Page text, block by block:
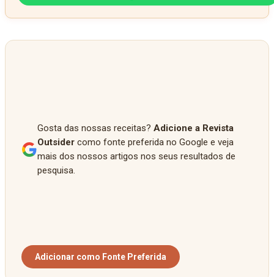
Gosta das nossas receitas? Adicione a Revista
Outsider como fonte preferida no Google e veja
mais dos nossos artigos nos seus resultados de
pesquisa.
Adicionar como Fonte Preferida